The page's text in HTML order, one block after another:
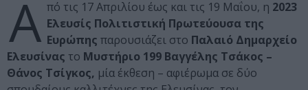
Α πό τις 17 Απριλίου έως και τις 19 Μαΐου, η 2023
Ελευσίς Πολιτιστική Πρωτεύουσα της
Ευρώπης παρουσιάζει στο Παλαιό Δημαρχείο
Ελευσίνας το Μυστήριο 199 Βαγγέλης Τσάκος –
Θάνος Τσίγκος, μία έκθεση – αφιέρωμα σε δύο